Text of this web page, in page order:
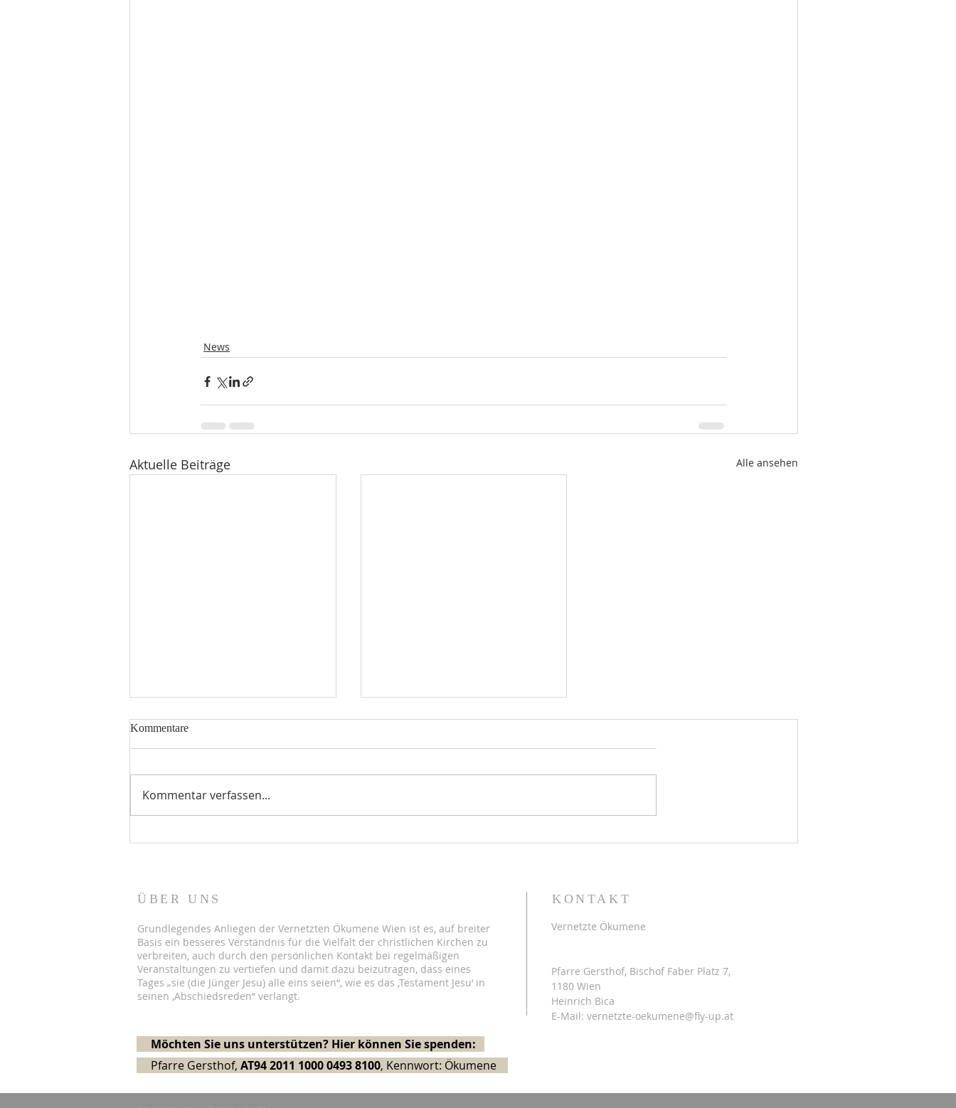
News
Aktuelle Beiträge Alle ansehen
Kirchen mit Zukunft
Kommentare
Kommentar verfassen...
ÜBER UNS
Grundlegendes Anliegen der Vernetzten Ökumene Wien ist es, auf breiter
Basis ein besseres Verständnis für die Vielfalt der christlichen Kirchen zu
verbreiten, auch durch den persönlichen Kontakt bei regelmäßigen
Veranstaltungen zu vertiefen und damit dazu beizutragen, dass eines
Tages „sie (die Jünger Jesu) alle eins seien“, wie es das ‚Testament Jesu‘ in
seinen ‚Abschiedsreden“ verlangt.
KONTAKT
Vernetzte Ökumene
Pfarre Gersthof, Bischof Faber Platz 7,
1180 Wien
Heinrich Bica
E-Mail: vernetzte-oekumene@fly-up.at
Möchten Sie uns unterstützen? Hier können Sie spenden:
Pfarre Gersthof, AT94 2011 1000 0493 8100, Kennwort: Ökumene